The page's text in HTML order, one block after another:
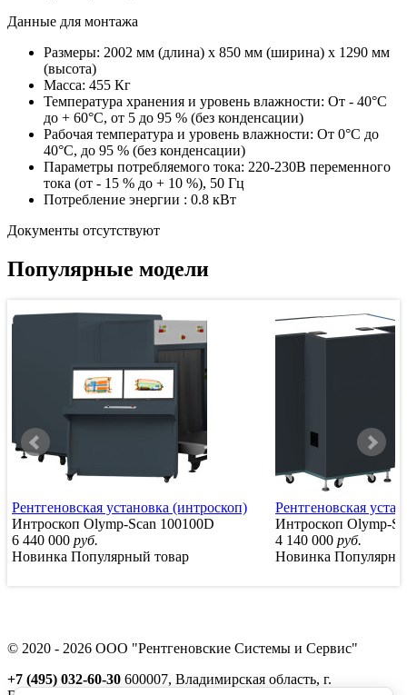
Данные для монтажа
Размеры: 2002 мм (длина) х 850 мм (ширина) х 1290 мм
(высота)
Масса: 455 Кг
Температура хранения и уровень влажности: От - 40°C
до + 60°C, от 5 до 95 % (без конденсации)
Рабочая температура и уровень влажности: От 0°C до
40°C, до 95 % (без конденсации)
Параметры потребляемого тока: 220-230В переменного
тока (от - 15 % до + 10 %), 50 Гц
Потребление энергии : 0.8 кВт
Документы отсутствуют
Популярные модели
Рентгеновская установка (интроскоп)
Интроскоп Olymp-Scan 100100D
6 440 000 руб.
Новинка Популярный товар
Рентгеновская
Интроскоп Olymp-
4 140 000 руб.
Новинка
© 2020 - 2026 ООО "Рентгеновские Системы и Сервис"
+7 (495) 032-60-30 600007, Владимирская область, г.